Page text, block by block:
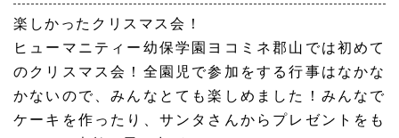
楽しかったクリスマス会！
ヒューマニティー幼保学園ヨコミネ郡山では初めて
のクリスマス会！全園児で参加をする行事はなかな
かないので、みんなとても楽しめました！みんなで
ケーキを作ったり、サンタさんからプレゼントをも